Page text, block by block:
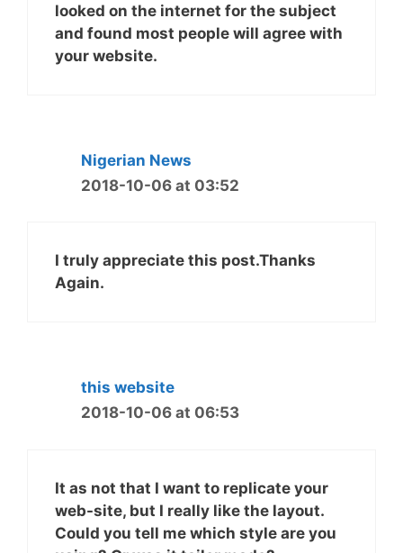
looked on the internet for the subject
and found most people will agree with
your website.
Nigerian News
2018-10-06 at 03:52
I truly appreciate this post.Thanks
Again.
this website
2018-10-06 at 06:53
It as not that I want to replicate your
web-site, but I really like the layout.
Could you tell me which style are you